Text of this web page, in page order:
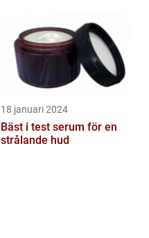
18 januari 2024
Bäst i test serum för en
strålande hud